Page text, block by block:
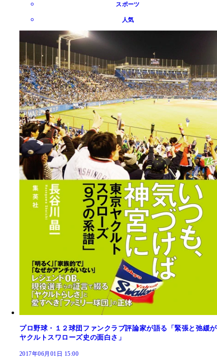
スポーツ
人気
プロ野球・１２球団ファンクラブ評論家が語る「緊張と弛緩が
ヤクルトスワローズ史の面白さ」
2017年06月01日 15:00